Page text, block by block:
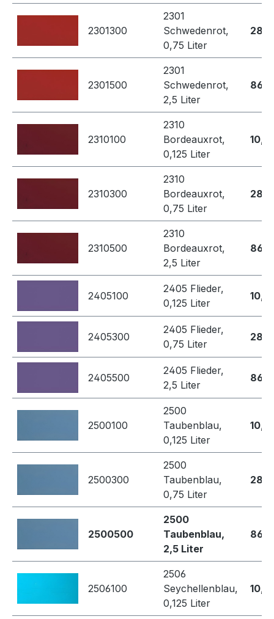
2301300
2301
Schwedenrot,
0,75 Liter
2301500
2301
Schwedenrot,
2,5 Liter
2310100
2310
Bordeauxrot,
0,125 Liter
2310300
2310
Bordeauxrot,
0,75 Liter
2310500
2310
Bordeauxrot,
2,5 Liter
2405100
2405 Flieder,
0,125 Liter
2405300
2405 Flieder,
0,75 Liter
2405500
2405 Flieder,
2,5 Liter
2500100
2500
Taubenblau,
0,125 Liter
2500300
2500
Taubenblau,
0,75 Liter
2500500
2500
Taubenblau,
2,5 Liter
2506100
2506
Seychellenblau,
0,125 Liter